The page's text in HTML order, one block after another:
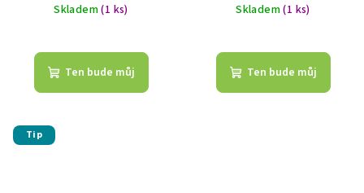
Skladem(1 ks)
Ten bude můj
Skladem(1 ks)
Ten bude můj
Tip